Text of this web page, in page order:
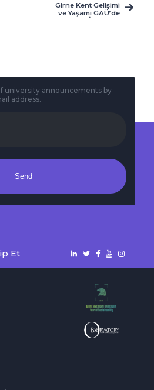
Girne Kent Gelişimi
ve Yaşamı GAÜ’de
İrdelendi
university announcements by
address.
Send
Et